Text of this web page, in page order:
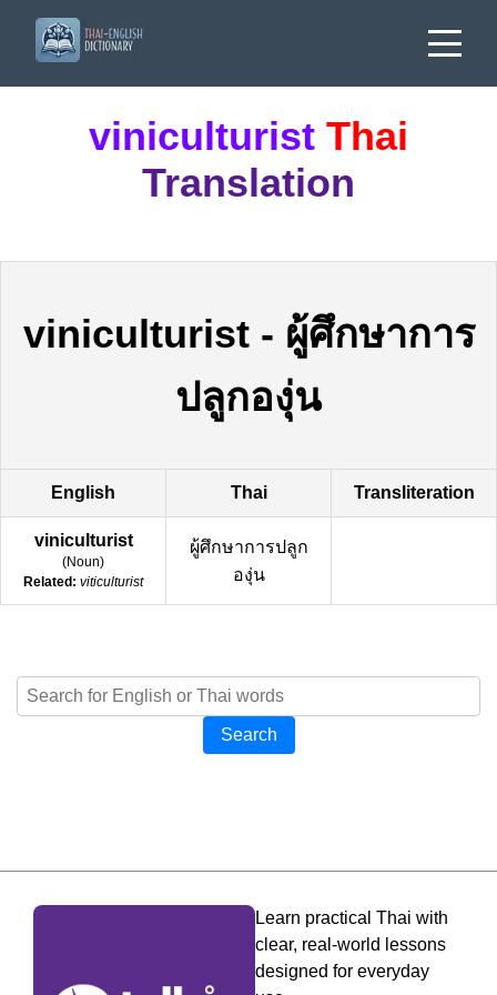
viniculturist Thai
Translation
viniculturist- ผู้ศึกษาการ
ปลูกองุ่น
English Thai Transliteration
viniculturist
(Noun)
Related: viticulturist
ผู้ศึกษาการปลูก
องุ่น
Search
Learn practical Thai with
clear, real-world lessons
designed for everyday